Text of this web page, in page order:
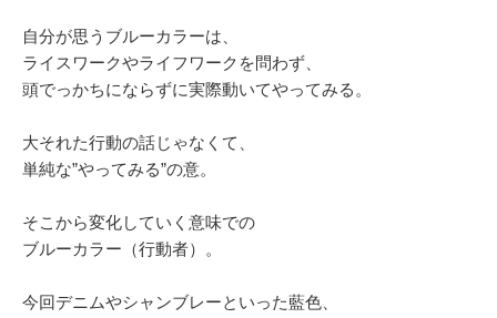
自分が思うブルーカラーは、
ライスワークやライフワークを問わず、
頭でっかちにならずに実際動いてやってみる。
大それた行動の話じゃなくて、
単純な”やってみる”の意。
そこから変化していく意味での
ブルーカラー（行動者）。
今回デニムやシャンブレーといった藍色、